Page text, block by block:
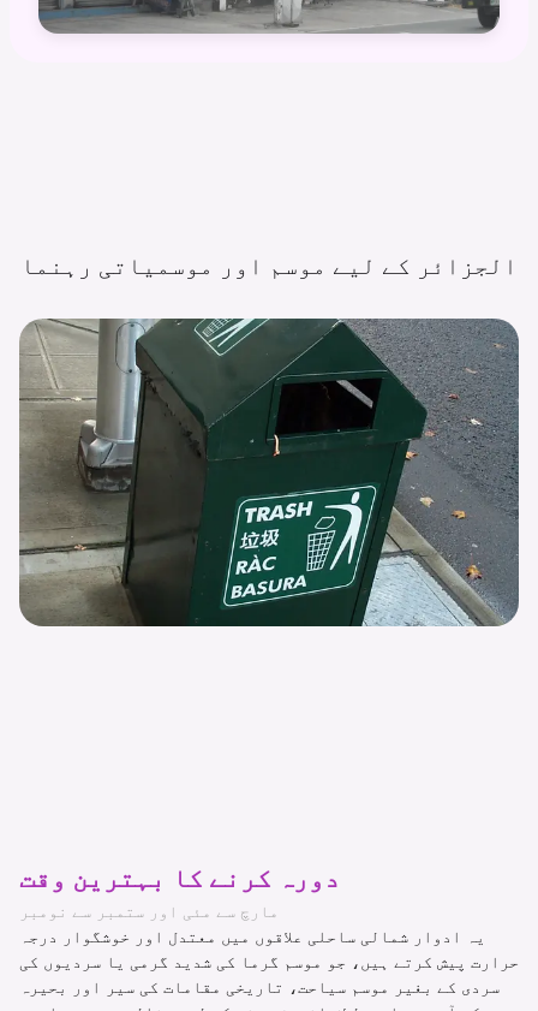
الجزائر کے لیے موسم اور موسمیاتی رہنما
دورہ کرنے کا بہترین وقت
مارچ سے مئی اور ستمبر سے نومبر
یہ ادوار شمالی ساحلی علاقوں میں معتدل اور خوشگوار درجہ
حرارت پیش کرتے ہیں، جو موسم گرما کی شدید گرمی یا سردیوں کی
سردی کے بغیر موسم سیاحت، تاریخی مقامات کی سیر اور بحیرہ